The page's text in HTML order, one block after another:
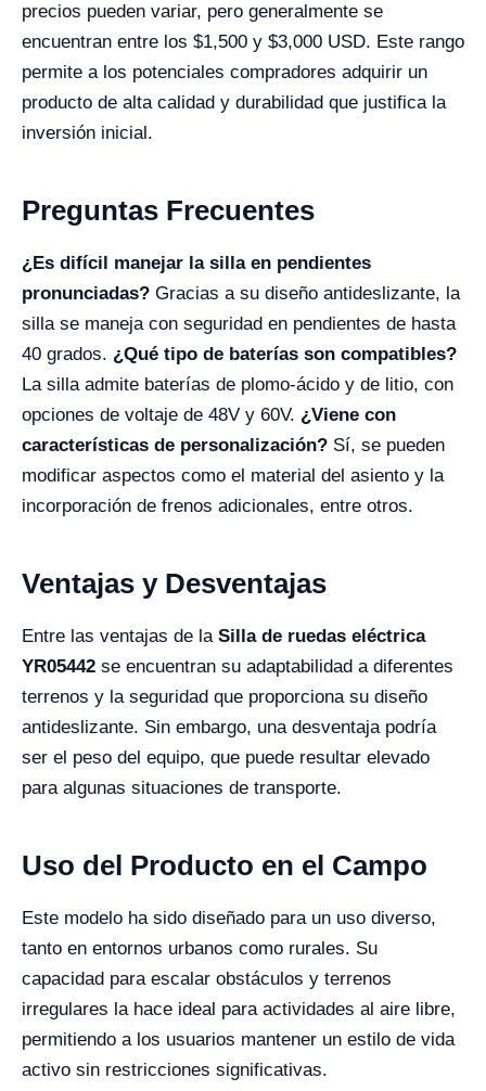
precios pueden variar, pero generalmente se
encuentran entre los $1,500 y $3,000 USD. Este rango
permite a los potenciales compradores adquirir un
producto de alta calidad y durabilidad que justifica la
inversión inicial.
Preguntas Frecuentes
¿Es difícil manejar la silla en pendientes
pronunciadas? Gracias a su diseño antideslizante, la
silla se maneja con seguridad en pendientes de hasta
40 grados. ¿Qué tipo de baterías son compatibles?
La silla admite baterías de plomo-ácido y de litio, con
opciones de voltaje de 48V y 60V. ¿Viene con
características de personalización? Sí, se pueden
modificar aspectos como el material del asiento y la
incorporación de frenos adicionales, entre otros.
Ventajas y Desventajas
Entre las ventajas de la Silla de ruedas eléctrica
YR05442 se encuentran su adaptabilidad a diferentes
terrenos y la seguridad que proporciona su diseño
antideslizante. Sin embargo, una desventaja podría
ser el peso del equipo, que puede resultar elevado
para algunas situaciones de transporte.
Uso del Producto en el Campo
Este modelo ha sido diseñado para un uso diverso,
tanto en entornos urbanos como rurales. Su
capacidad para escalar obstáculos y terrenos
irregulares la hace ideal para actividades al aire libre,
permitiendo a los usuarios mantener un estilo de vida
activo sin restricciones significativas.